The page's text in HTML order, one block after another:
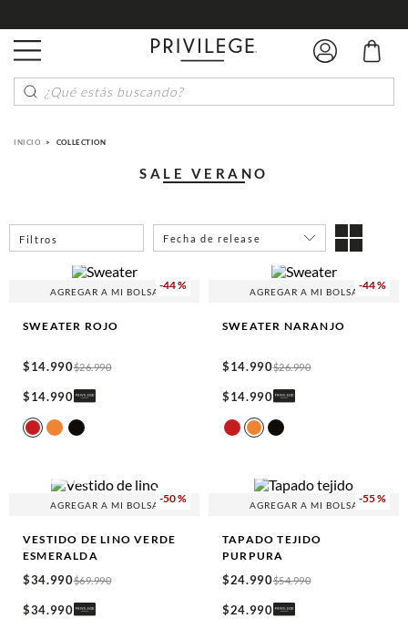
¿Qué estás buscando?
INICIO COLLECTION
SALE VERANO
Filtros Fecha de release
-44 %
AGREGAR A MI BOLSA
SWEATER ROJO
$14.990$26.990
$14.990
-44 %
AGREGAR A MI BOLSA
SWEATER NARANJO
$14.990$26.990
$14.990
-50 %
AGREGAR A MI BOLSA
VESTIDO DE LINO VERDE
ESMERALDA
$34.990$69.990
$34.990
-55 %
AGREGAR A MI BOLSA
TAPADO TEJIDO
PURPURA
$24.990$54.990
$24.990